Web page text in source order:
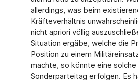
allerdings, was beim
Kräfteverhältnis
nicht apriori völlig
Situation ergäbe, welche die
Position zu einem
machte, so könnte eine solche
Sonderparteitag erfolgen. Es